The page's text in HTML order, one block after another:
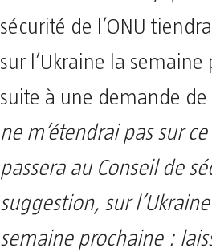
sécurité de l’ONU
sur l’Ukraine la semaine
suite à une demande de
ne m’étendrai pas sur
passera au Conseil de
suggestion, sur
semaine prochaine :